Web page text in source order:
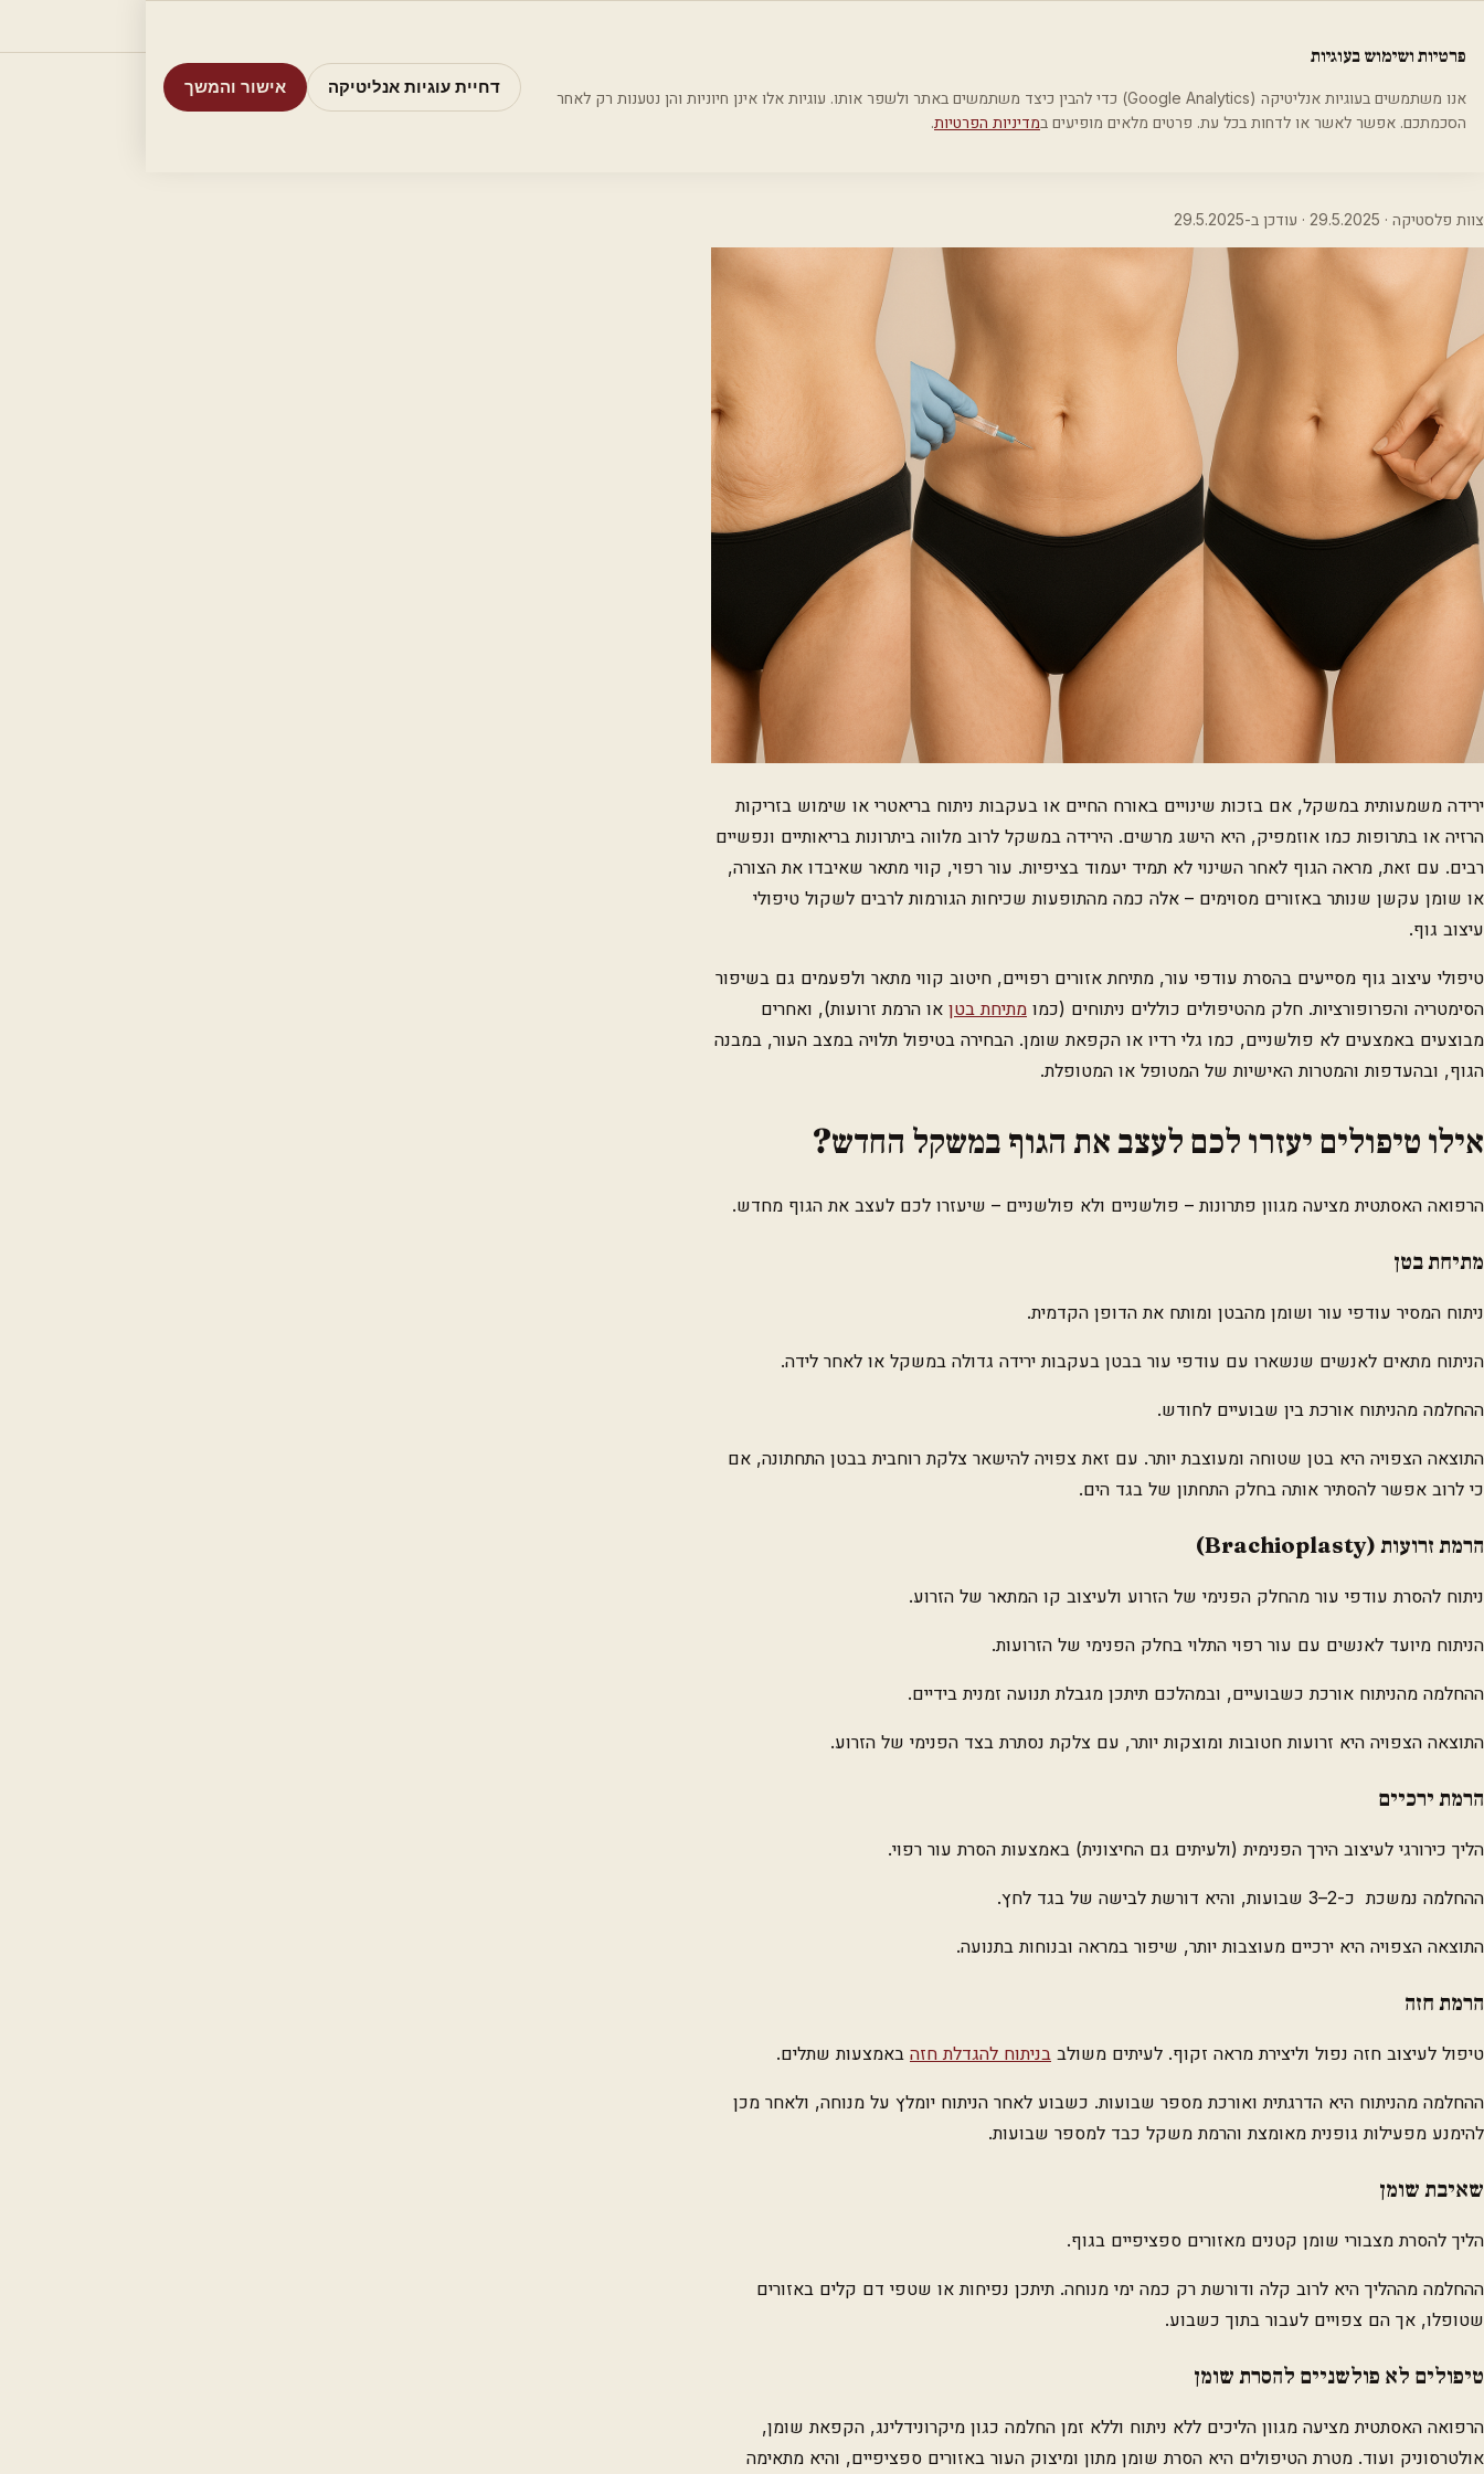
בית בלוג עיצוב הגוף אחרי ירידה במשקל
עיצוב הגוף אחרי ירידה במשקל
צוות פלסטיקה · 29.5.2025 · עודכן ב-29.5.2025
ירידה משמעותית במשקל, אם בזכות שינויים באורח החיים או בעקבות ניתוח בריאטרי או שימוש בזריקות
הרזיה או בתרופות כמו אוזמפיק, היא הישג מרשים. הירידה במשקל לרוב מלווה ביתרונות בריאותיים ונפשיים
רבים. עם זאת, מראה הגוף לאחר השינוי לא תמיד יעמוד בציפיות. עור רפוי, קווי מתאר שאיבדו את הצורה,
או שומן עקשן שנותר באזורים מסוימים – אלה כמה מהתופעות שכיחות הגורמות לרבים לשקול טיפולי
עיצוב גוף.
טיפולי עיצוב גוף מסייעים בהסרת עודפי עור, מתיחת אזורים רפויים, חיטוב קווי מתאר ולפעמים גם בשיפור
הסימטריה והפרופורציות. חלק מהטיפולים כוללים ניתוחים (כמו מתיחת בטן או הרמת זרועות), ואחרים
מבוצעים באמצעים לא פולשניים, כמו גלי רדיו או הקפאת שומן. הבחירה בטיפול תלויה במצב העור, במבנה
הגוף, ובהעדפות והמטרות האישיות של המטופל או המטופלת.
אילו טיפולים יעזרו לכם לעצב את הגוף במשקל החדש?
הרפואה האסתטית מציעה מגוון פתרונות – פולשניים ולא פולשניים – שיעזרו לכם לעצב את הגוף מחדש.
מתיחת בטן
ניתוח המסיר עודפי עור ושומן מהבטן ומותח את הדופן הקדמית.
הניתוח מתאים לאנשים שנשארו עם עודפי עור בבטן בעקבות ירידה גדולה במשקל או לאחר לידה.
ההחלמה מהניתוח אורכת בין שבועיים לחודש.
התוצאה הצפויה היא בטן שטוחה ומעוצבת יותר. עם זאת צפויה להישאר צלקת רוחבית בבטן התחתונה, אם
כי לרוב אפשר להסתיר אותה בחלק התחתון של בגד הים.
הרמת זרועות (Brachioplasty
)
ניתוח להסרת עודפי עור מהחלק הפנימי של הזרוע ולעיצוב קו המתאר של הזרוע.
הניתוח מיועד לאנשים עם עור רפוי התלוי בחלק הפנימי של הזרועות.
ההחלמה מהניתוח אורכת כשבועיים, ובמהלכם תיתכן מגבלת תנועה זמנית בידיים.
התוצאה הצפויה היא זרועות חטובות ומוצקות יותר, עם צלקת נסתרת בצד הפנימי של הזרוע.
הרמת ירכיים
הליך כירורגי לעיצוב הירך הפנימית (ולעיתים גם החיצונית) באמצעות הסרת עור רפוי.
ההחלמה נמשכת כ-2–3 שבועות, והיא דורשת לבישה של בגד לחץ.
התוצאה הצפויה היא ירכיים מעוצבות יותר, שיפור במראה ובנוחות בתנועה.
הרמת חזה
טיפול לעיצוב חזה נפול וליצירת מראה זקוף. לעיתים משולב בניתוח להגדלת חזה באמצעות שתלים.
ההחלמה מהניתוח היא הדרגתית ואורכת מספר שבועות. כשבוע לאחר הניתוח יומלץ על מנוחה, ולאחר מכן
להימנע מפעילות גופנית מאומצת והרמת משקל כבד למספר שבועות.
שאיבת שומן
הליך להסרת מצבורי שומן קטנים מאזורים ספציפיים בגוף.
ההחלמה מההליך היא לרוב קלה ודורשת רק כמה ימי מנוחה. תיתכן נפיחות או שטפי דם קלים באזורים
שטופלו, אך הם צפויים לעבור בתוך כשבוע.
טיפולים לא פולשניים להסרת שומן
הרפואה האסתטית מציעה מגוון הליכים ללא ניתוח וללא זמן החלמה כגון מיקרונידלינג, הקפאת שומן,
אולטרסוניק ועוד. מטרת הטיפולים היא הסרת שומן מתון ומיצוק העור באזורים ספציפיים, והיא מתאימה
פרטיות ושימוש בעוגיות
אנו משתמשים בעוגיות אנליטיקה (Google Analytics) כדי להבין כיצד משתמשים באתר ולשפר אותו. עוגיות אלו אינן חיוניות והן נטענות רק לאחר
הסכמתכם. אפשר לאשר או לדחות בכל עת. פרטים מלאים מופיעים במדיניות הפרטיות.
דחיית עוגיות אנליטיקה אישור והמשך